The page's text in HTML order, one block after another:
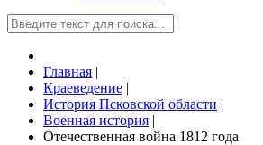
Главная |
Краеведение |
История Псковской области |
Военная история |
Отечественная война 1812 года